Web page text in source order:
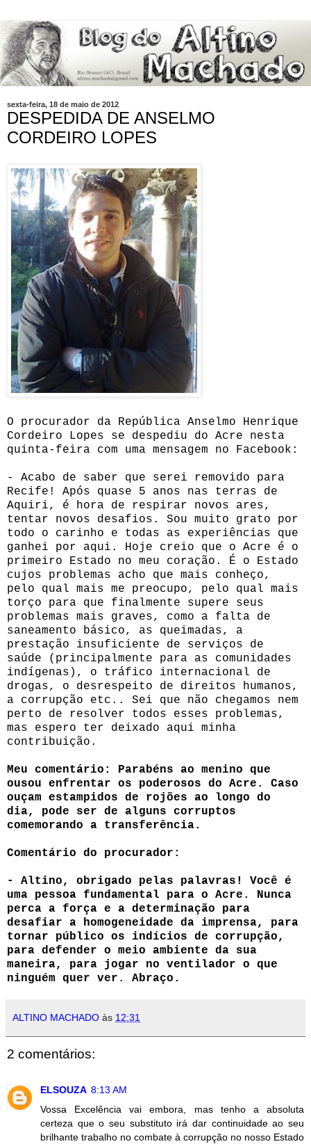
sexta-feira, 18 de maio de 2012
DESPEDIDA DE ANSELMO
CORDEIRO LOPES
O procurador da República Anselmo Henrique
Cordeiro Lopes se despediu do Acre nesta
quinta-feira com uma mensagem no Facebook:
- Acabo de saber que serei removido para
Recife! Após quase 5 anos nas terras de
Aquiri, é hora de respirar novos ares,
tentar novos desafios. Sou muito grato por
todo o carinho e todas as experiências que
ganhei por aqui. Hoje creio que o Acre é o
primeiro Estado no meu coração. É o Estado
cujos problemas acho que mais conheço,
pelo qual mais me preocupo, pelo qual mais
torço para que finalmente supere seus
problemas mais graves, como a falta de
saneamento básico, as queimadas, a
prestação insuficiente de serviços de
saúde (principalmente para as comunidades
indígenas), o tráfico internacional de
drogas, o desrespeito de direitos humanos,
a corrupção etc.. Sei que não chegamos nem
perto de resolver todos esses problemas,
mas espero ter deixado aqui minha
contribuição.
Meu comentário: Parabéns ao menino que
ousou enfrentar os poderosos do Acre. Caso
ouçam estampidos de rojões ao longo do
dia, pode ser de alguns corruptos
comemorando a transferência.
Comentário do procurador:
- Altino, obrigado pelas palavras! Você é
uma pessoa fundamental para o Acre. Nunca
perca a força e a determinação para
desafiar a homogeneidade da imprensa, para
tornar público os indícios de corrupção,
para defender o meio ambiente da sua
maneira, para jogar no ventilador o que
ninguém quer ver. Abraço.
ALTINO MACHADO às 12:31
2 comentários:
ELSOUZA 8:13 AM
Vossa Excelência vai embora, mas tenho a absoluta
certeza que o seu substituto irá dar continuidade ao seu
brilhante trabalho no combate à corrupção no nosso Estado